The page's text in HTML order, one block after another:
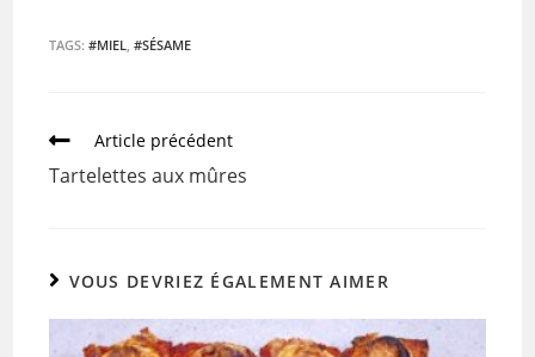
c
b
o
itt ai
TAGS:#MIEL, #SÉSAME
Article précédent
Tartelettes aux mûres
VOUS DEVRIEZ ÉGALEMENT AIMER